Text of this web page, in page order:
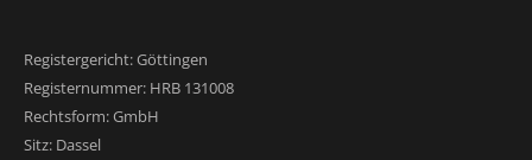
Registergericht: Göttingen
Registernummer: HRB 131008
Rechtsform: GmbH
Sitz: Dassel